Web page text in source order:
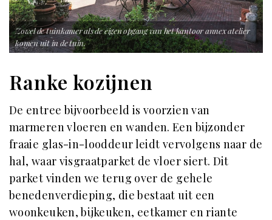
Zowel de tuinkamer als de eigen opgang van het kantoor annex atelier
komen uit in de tuin.
Ranke kozijnen
De entree bijvoorbeeld is voorzien van
marmeren vloeren en wanden. Een bijzonder
fraaie glas-in-looddeur leidt vervolgens naar de
hal, waar visgraatparket de vloer siert. Dit
parket vinden we terug over de gehele
benedenverdieping, die bestaat uit een
woonkeuken, bijkeuken, eetkamer en riante